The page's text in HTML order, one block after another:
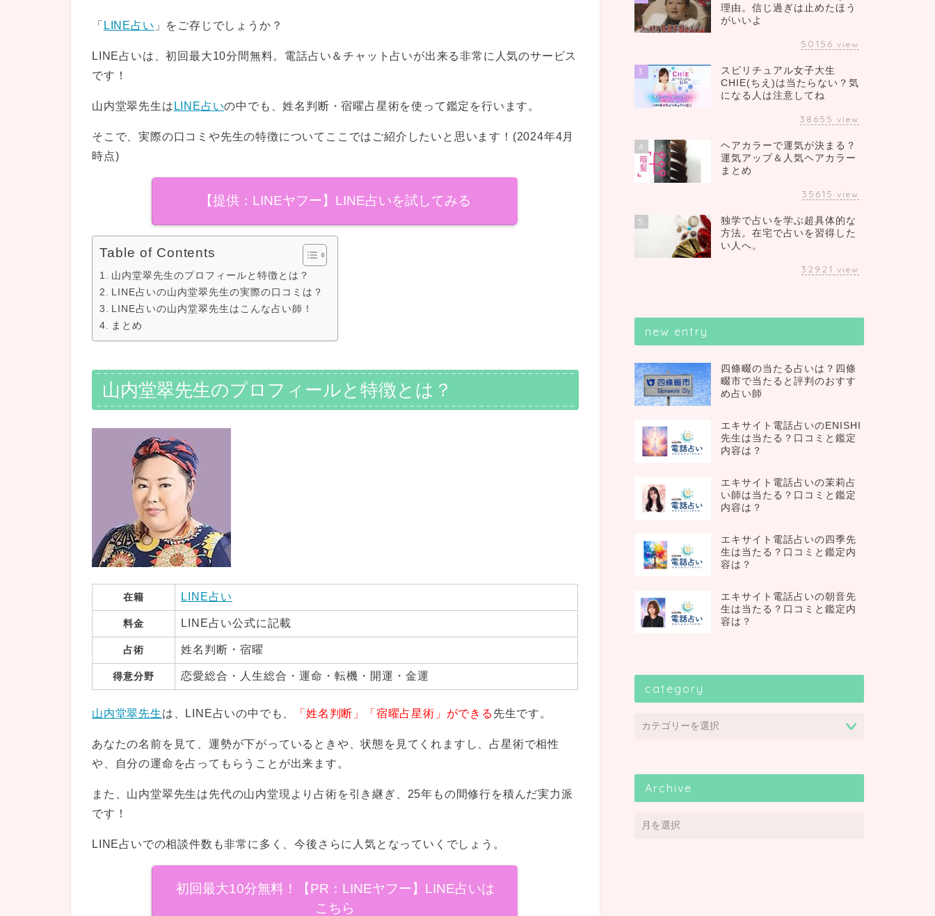
「 LINE占い 」をご存じでしょうか？
LINE占いは、初回最大10分間無料。電話占い＆チャット占いが出来る非常に人気のサービス
です！
山内堂翠先生は LINE占いの中でも、姓名判断・宿曜占星術を使って鑑定を行います。
そこで、実際の口コミや先生の特徴についてここではご紹介したいと思います！(2024年4月
時点)
【提供：LINEヤフー】LINE占いを試してみる
Table of Contents
山内堂翠先生のプロフィールと特徴とは？
LINE占いの山内堂翠先生の実際の口コミは？
LINE占いの山内堂翠先生はこんな占い師！
まとめ
山内堂翠先生のプロフィールと特徴とは？
在籍 LINE占い
料金 LINE占い公式に記載
占術 姓名判断・宿曜
得意分野 恋愛総合・人生総合・運命・転機・開運・金運
山内堂翠先生は、LINE占いの中でも、 「姓名判断」「宿曜占星術」ができる 先生です。
あなたの名前を見て、運勢が下がっているときや、状態を見てくれますし、占星術で相性
や、自分の運命を占ってもらうことが出来ます。
また、山内堂翠先生は先代の山内堂現より占術を引き継ぎ、25年もの間修行を積んだ実力派
です！
LINE占いでの相談件数も非常に多く、今後さらに人気となっていくでしょう。
初回最大10分無料！【PR：LINEヤフー】LINE占いは
こちら
理由。信じ過ぎは止めたほう
がいいよ
50156 view
3
スピリチュアル女子大生
CHIE(ちえ)は当たらない？気
になる人は注意してね
38655 view
4
ヘアカラーで運気が決まる？
運気アップ＆人気ヘアカラー
まとめ
35615 view
5
独学で占いを学ぶ超具体的な
方法。在宅で占いを習得した
い人へ。
32921 view
new entry
四條畷の当たる占いは？四條
畷市で当たると評判のおすす
め占い師
エキサイト電話占いのENISHI
先生は当たる？口コミと鑑定
内容は？
エキサイト電話占いの茉莉占
い師は当たる？口コミと鑑定
内容は？
エキサイト電話占いの四季先
生は当たる？口コミと鑑定内
容は？
エキサイト電話占いの朝音先
生は当たる？口コミと鑑定内
容は？
category
Archive